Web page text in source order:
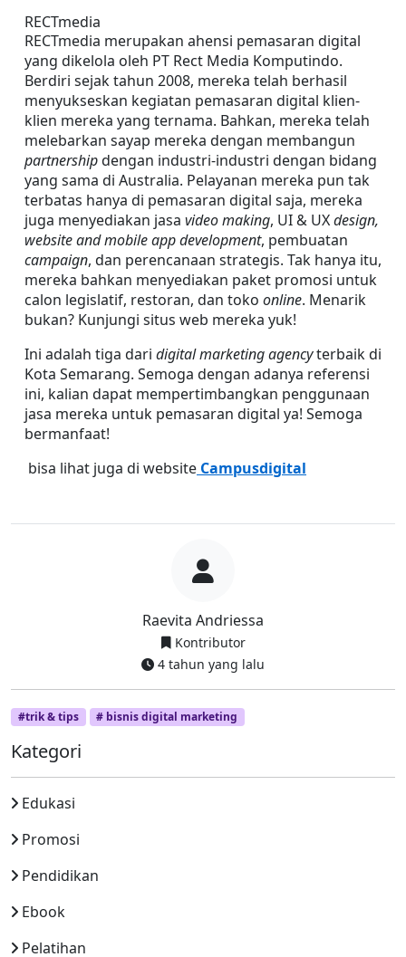
Raevita Andriessa
Kontributor
4 tahun yang lalu
#trik & tips # bisnis digital marketing
RECTmedia
RECTmedia merupakan ahensi pemasaran digital
yang dikelola oleh PT Rect Media Komputindo.
Berdiri sejak tahun 2008, mereka telah berhasil
menyukseskan kegiatan pemasaran digital klien-
klien mereka yang ternama. Bahkan, mereka telah
partnership dengan industri-industri dengan bidang
yang sama di Australia. Pelayanan mereka pun tak
terbatas hanya di pemasaran digital saja, mereka
juga menyediakan jasa video making, UI & UX design,
website and mobile app development
campaign, dan perencanaan strategis. Tak hanya itu,
mereka bahkan menyediakan paket promosi untuk
calon legislatif, restoran, dan toko online. Menarik
bukan? Kunjungi situs web mereka yuk!
Ini adalah tiga dari digital marketing agency terbaik di
Kota Semarang. Semoga dengan adanya referensi
ini, kalian dapat mempertimbangkan penggunaan
jasa mereka untuk pemasaran digital ya! Semoga
bermanfaat!
bisa lihat juga di website Campusdigital
Kategori
Edukasi
Promosi
Pendidikan
Ebook
Pelatihan